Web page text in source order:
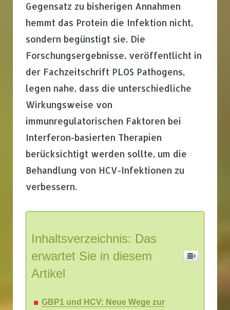
Gegensatz zu bisherigen Annahmen
hemmt das Protein die Infektion nicht,
sondern begünstigt sie. Die
Forschungsergebnisse, veröffentlicht in
der Fachzeitschrift PLOS Pathogens,
legen nahe, dass die unterschiedliche
Wirkungsweise von
immunregulatorischen Faktoren bei
Interferon-basierten Therapien
berücksichtigt werden sollte, um die
Behandlung von HCV-Infektionen zu
verbessern.
Inhaltsverzeichnis: Das
erwartet Sie in diesem
Artikel
GBP1 und HCV: Neue Wege zur